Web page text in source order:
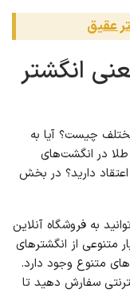
عقیق
انگشتر
چیست؟ آیا به
طلا در انگشت‌های
دارید؟ در بخش
به فروشگاه آنلاین
متنوعی از انگشترهای
متنوع وجود دارد.
سفارش دهید تا